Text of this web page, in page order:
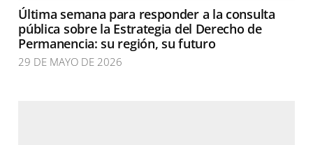
Última semana para responder a la consulta
pública sobre la Estrategia del Derecho de
Permanencia: su región, su futuro
29 DE MAYO DE 2026